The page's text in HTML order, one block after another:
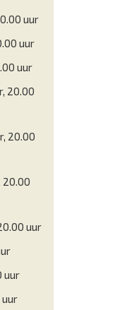
uur
uur
uur
20.00
20.00
20.00
uur
uur
uur